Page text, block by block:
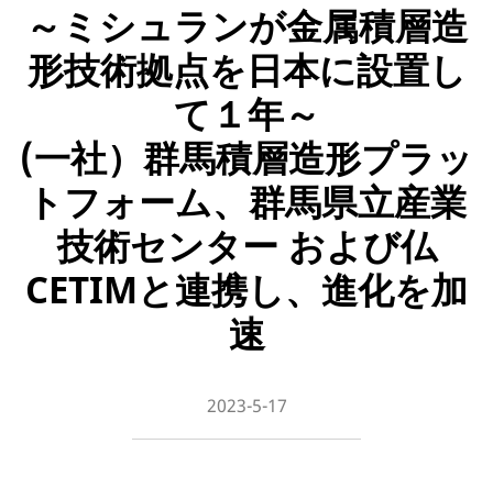
～ミシュランが金属積層造
形技術拠点を日本に設置し
て１年～
(一社）群馬積層造形プラッ
トフォーム、群馬県立産業
技術センター および仏
CETIMと連携し、進化を加
速
2023-5-17